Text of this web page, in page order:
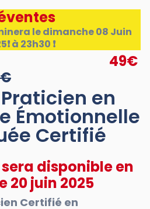
le dimanche 08 Juin
à 23h30 ❗
49€
en
Émotionnelle
Certifié
disponible en
20 juin 2025
Certifié en